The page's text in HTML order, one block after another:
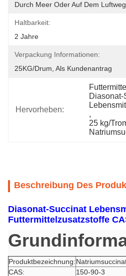
Durch Meer Oder Auf Dem Luftweg
Haltbarkeit:
2 Jahre
Verpackung Informationen:
25KG/Drum, Als Kundenantrag
Hervorheben:
,
25 kg/
Beschreibung Des
Diasonat-Succinat
Futtermittelzusatzstoffe
Produktbezeichnung:
CAS:
150-90-3